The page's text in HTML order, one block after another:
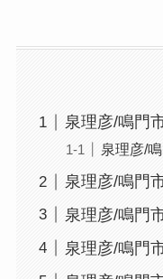
泉理彦/鳴門
泉理彦/
泉理彦/鳴門
泉理彦/鳴門
泉理彦/鳴門